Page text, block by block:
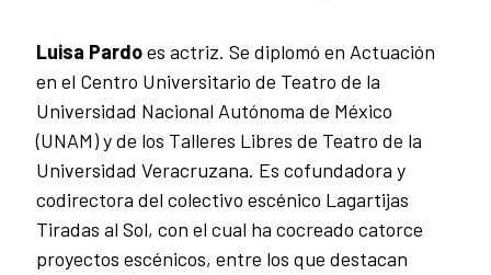
Luisa Pardoes actriz. Se diplomó en Actuación
en el Centro Universitario de Teatro de la
Universidad Nacional Autónoma de México
(UNAM) y de los Talleres Libres de Teatro de la
Universidad Veracruzana. Es cofundadora y
codirectora del colectivo escénico Lagartijas
Tiradas al Sol, con el cual ha cocreado catorce
proyectos escénicos, entre los que destacan